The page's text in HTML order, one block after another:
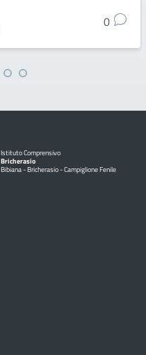
0
Istituto Comprensivo
Bricherasio
Bibiana - Bricherasio - Campiglione Fenile